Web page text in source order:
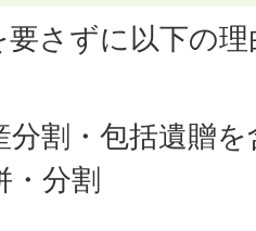
要さずに以下の
分割・包括遺贈を
・分割